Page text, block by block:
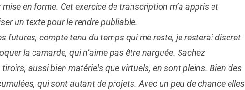
en forme. Cet exercice de transcription m’a appris et
un texte pour le rendre publiable.
futures, compte tenu du temps qui me reste, je resterai discret
la camarde, qui n’aime pas être narguée. Sachez
aussi bien matériels que virtuels, en sont pleins. Bien des
qui sont autant de projets. Avec un peu de chance elles